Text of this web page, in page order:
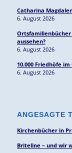
Catharina
6. August 2026
aussehen?
6. August 2026
10.000 Friedhöfe
6. August 2026
ANGESAGTE
Kirchenbücher in
Briteline – und wir